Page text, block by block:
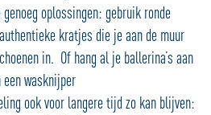
oplossingen: gebruik ronde
kratjes die je aan de muur
in. Of hang al je ballerina’s aan
wasknijper
ook voor langere tijd zo kan blijven: